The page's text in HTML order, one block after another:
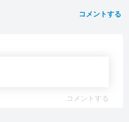
コメントする
コメントする